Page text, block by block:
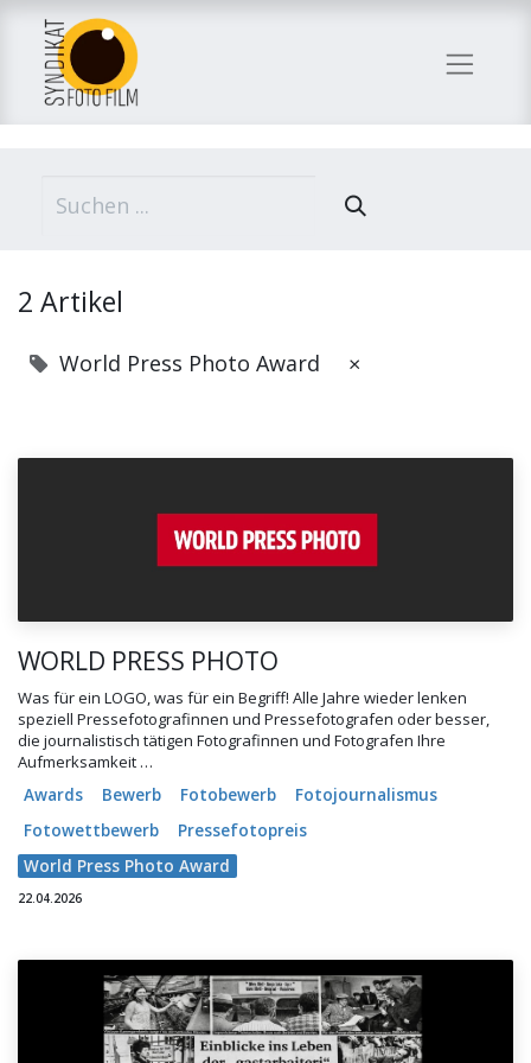
2 Artikel
World Press Photo Award ×
WORLD PRESS PHOTO
Was für ein LOGO, was für ein Begriff! Alle Jahre wieder lenken
speziell Pressefotografinnen und Pressefotografen oder besser,
die journalistisch tätigen Fotografinnen und Fotografen Ihre
Aufmerksamkeit …
Awards
Bewerb Fotobewerb
Fotojournalismus
Fotowettbewerb
Pressefotopreis
World Press Photo Award
22.04.2026